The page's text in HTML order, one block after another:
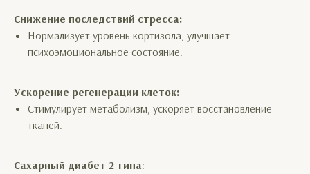
Снижение последствий стресса:
Нормализует уровень кортизола, улучшает
психоэмоциональное состояние.
Ускорение регенерации клеток:
Стимулирует метаболизм, ускоряет восстановление
тканей.
Сахарный диабет 2 типа: